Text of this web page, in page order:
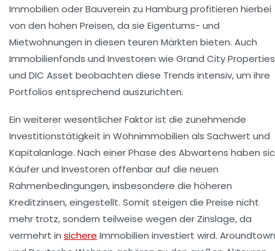
Immobilien oder Bauverein zu Hamburg profitieren hierbei
von den hohen Preisen, da sie Eigentums- und
Mietwohnungen in diesen teuren Märkten bieten. Auch
Immobilienfonds und Investoren wie Grand City Properties
und DIC Asset beobachten diese Trends intensiv, um ihre
Portfolios entsprechend auszurichten.
Ein weiterer wesentlicher Faktor ist die zunehmende
Investitionstätigkeit in Wohnimmobilien als Sachwert und
Kapitalanlage. Nach einer Phase des Abwartens haben
Käufer und Investoren offenbar auf die neuen
Rahmenbedingungen, insbesondere die höheren
Kreditzinsen, eingestellt. Somit steigen die Preise nicht
mehr trotz, sondern teilweise wegen der Zinslage, da
vermehrt in sichere Immobilien investiert wird. Aroundtown